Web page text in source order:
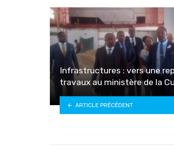
Infrastructures : vers une
travaux au ministère de la
ARTICLE PRÉCÉDENT